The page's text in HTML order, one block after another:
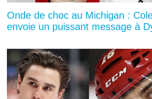
Onde de choc au Michigan :
envoie un puissant message à